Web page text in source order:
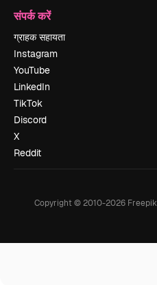
संपर्क करें
ग्राहक सहायता
Instagram
YouTube
LinkedIn
TikTok
Discord
X
Reddit
Copyright © 2010-2026Freepik